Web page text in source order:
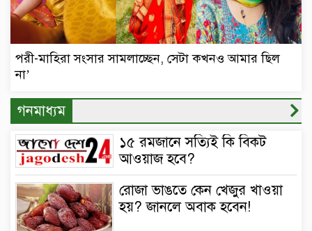
পরী-মাহিরা সংসার সামলাচ্ছেন, সেটা কখনও আমার ছিল
না’
গনমাধ্যম
১৫ রমজানে সত্যিই কি বিকট
আওয়াজ হবে?
রোজা ভাঙতে কেন খেজুর খাওয়া
হয়? জানলে অবাক হবেন!